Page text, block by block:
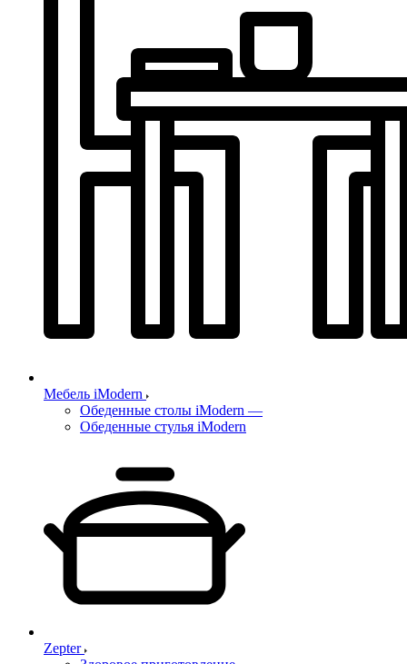
Мебель iModern
Обеденные столы iModern —
Обеденные стулья iModern
Zepter